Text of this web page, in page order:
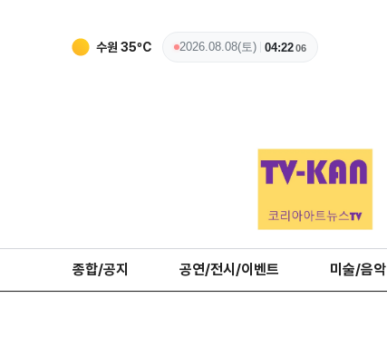
청주 34ºC 2026.08.08(토) 04:22 08
종합/공지 공연/전시/이벤트 미술/음악